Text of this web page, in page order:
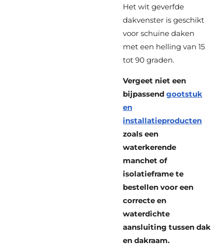
Het wit geverfde
dakvenster is geschikt
voor schuine daken
met een helling van 15
tot 90 graden.
Vergeet niet een
bijpassend gootstuk
en
installatieproducten
zoals een
waterkerende
manchet of
isolatieframe te
bestellen voor een
correcte en
waterdichte
aansluiting tussen dak
en dakraam.